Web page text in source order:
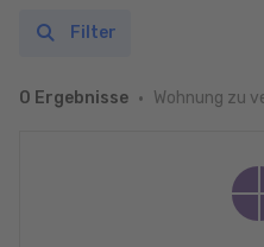
0 Ergebnisse Wohnung zu
Filter